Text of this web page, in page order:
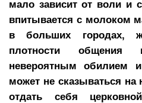
мало зависит от воли и
впитывается с молоком
в больших городах,
плотности общения
невероятным обилием
может не сказываться
отдать себя